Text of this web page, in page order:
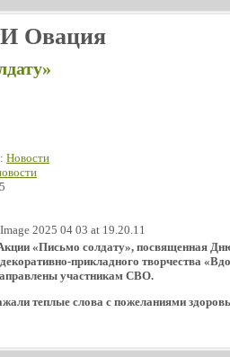
Овация
Новости
«Письмо солдату», посвященная
прикладного творчества
участникам СВО.
теплые слова с пожеланиями